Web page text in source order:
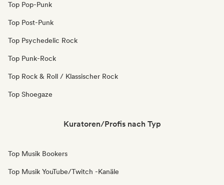
Top Pop-Punk
Top Post-Punk
Top Psychedelic Rock
Top Punk-Rock
Top Rock & Roll / Klassischer Rock
Top Shoegaze
Kuratoren/Profis nach Typ
Top Musik Bookers
Top Musik YouTube/Twitch -Kanäle